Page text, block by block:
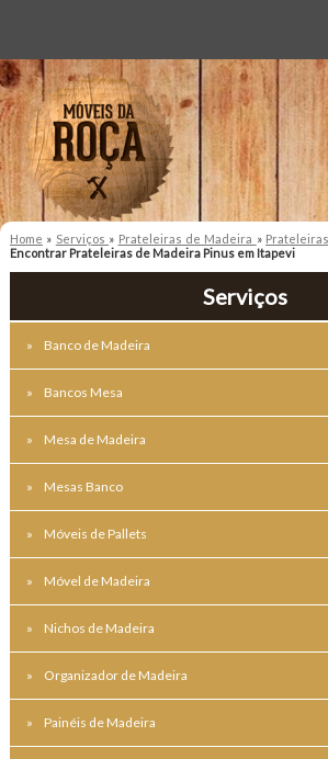
Home » Serviços » Prateleiras de Madeira »
Encontrar Prateleiras de Madeira Pinus em Itapevi
Serviços
Banco de Madeira
Bancos Mesa
Mesa de Madeira
Mesas Banco
Móveis de Pallets
Móvel de Madeira
Nichos de Madeira
Organizador de Madeira
Painéis de Madeira